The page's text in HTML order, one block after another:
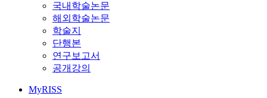
국내학술논문
해외학술논문
학술지
단행본
연구보고서
공개강의
MyRISS